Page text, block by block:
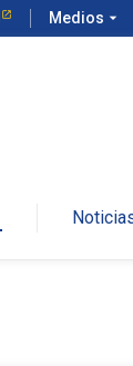
Medios arrow_drop_down